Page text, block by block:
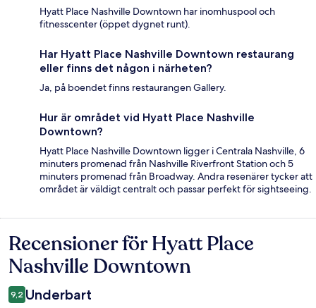
Hyatt Place Nashville Downtown har inomhuspool och
fitnesscenter (öppet dygnet runt).
Har Hyatt Place Nashville Downtown restaurang
eller finns det någon i närheten?
Ja, på boendet finns restaurangen Gallery.
Hur är området vid Hyatt Place Nashville
Downtown?
Hyatt Place Nashville Downtown ligger i Centrala Nashville, 6
minuters promenad från Nashville Riverfront Station och 5
minuters promenad från Broadway. Andra resenärer tycker att
området är väldigt centralt och passar perfekt för sightseeing.
Recensioner
Recensioner för Hyatt Place
Nashville Downtown
9,2 Underbart